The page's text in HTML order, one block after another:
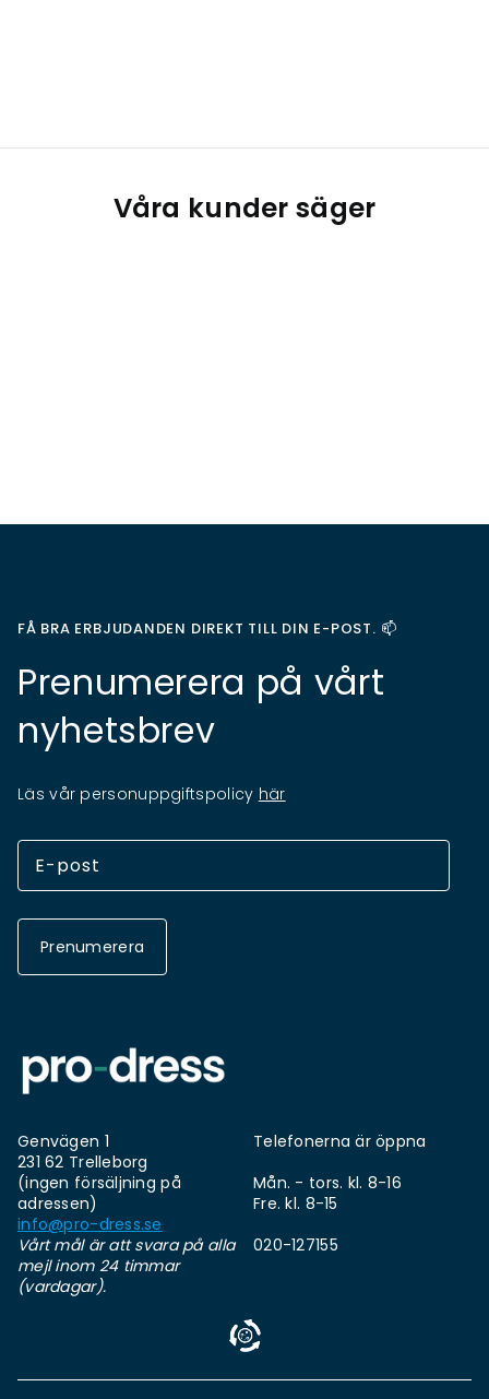
Våra kunder säger
FÅ BRA ERBJUDANDEN DIREKT TILL DIN E-POST. 📫
Prenumerera på vårt
nyhetsbrev
Läs vår personuppgiftspolicy här
Prenumerera
Genvägen 1
231 62 Trelleborg
(ingen försäljning på
adressen)
info@pro-dress.se
Vårt mål är att svara på alla
mejl inom 24 timmar
(vardagar).
Telefonerna är öppna
Mån. - tors. kl. 8-16
Fre. kl. 8-15
020-127155